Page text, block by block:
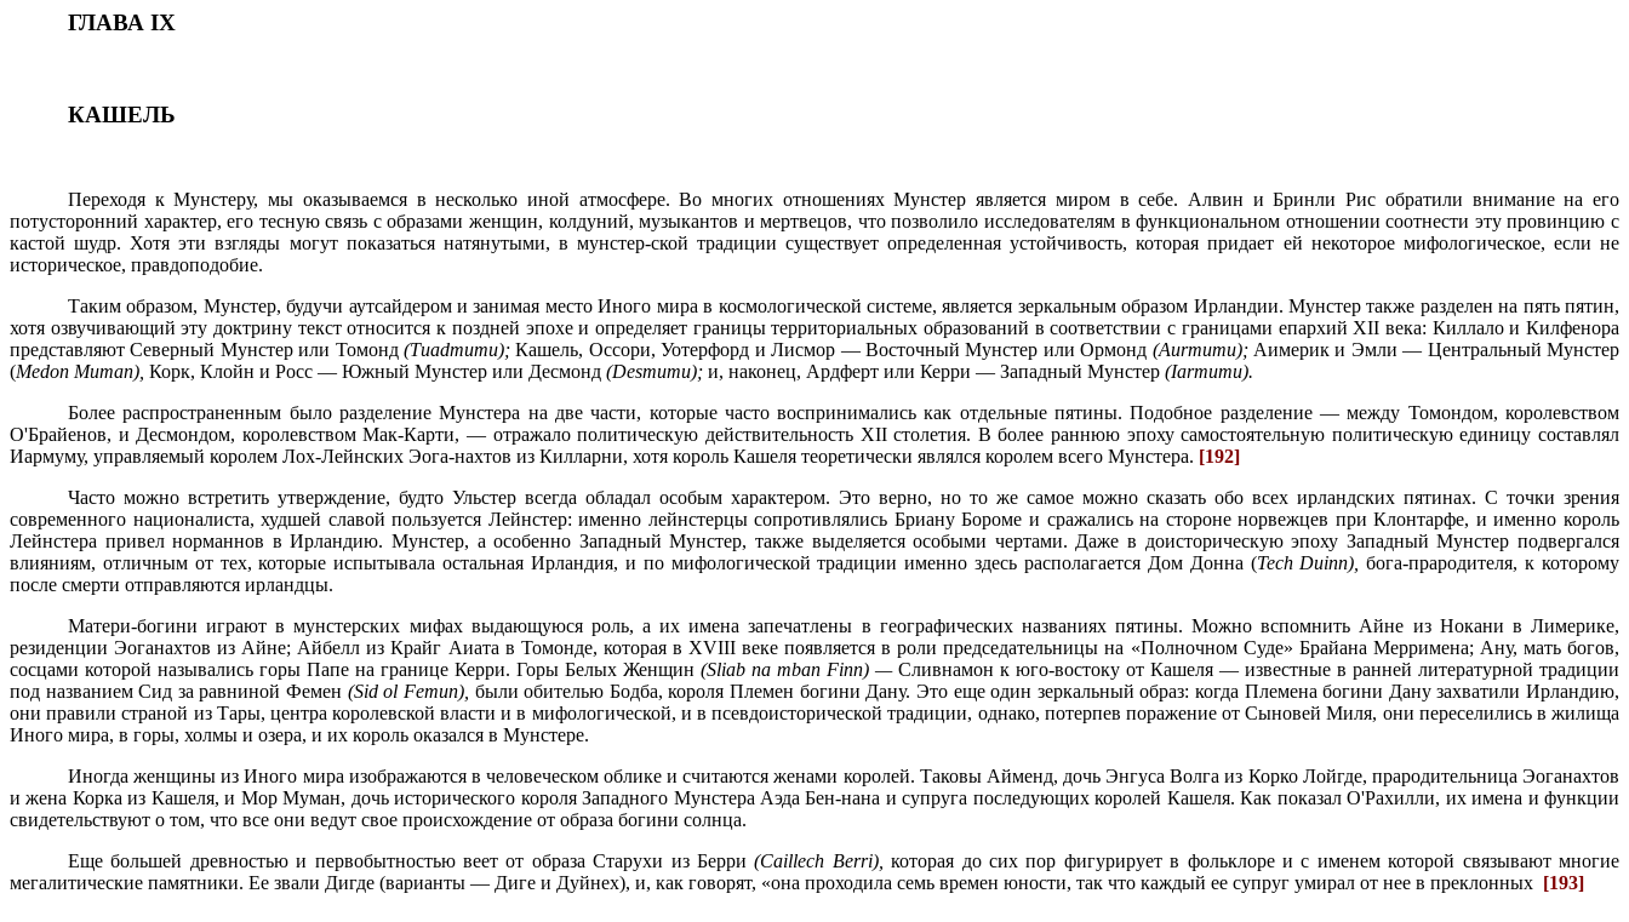
ГЛАВА IX
КАШЕЛЬ
Переходя к Мунстеру, мы оказываемся в несколько иной атмосфере. Во многих отношениях Мунстер является миром в себе. Алвин и Бринли Рис обратили внимание на его
потусторонний характер, его тесную связь с образами женщин, колдуний, музыкантов и мертвецов, что позволило исследователям в функциональном отношении соотнести эту провинцию с
кастой шудр. Хотя эти взгляды могут показаться натянутыми, в мунстер-ской традиции существует определенная устойчивость, которая придает ей некоторое мифологическое, если не
историческое, правдоподобие.
Таким образом, Мунстер, будучи аутсайдером и занимая место Иного мира в космологической системе, является зеркальным образом Ирлан­дии. Мунстер также разделен на пять пятин,
хотя озвучивающий эту доктрину текст относится к поздней эпохе и определяет границы террито­риальных образований в соответствии с границами епархий XII века: Киллало и Килфенора
представляют Северный Мунстер или Томонд(Тиаdтити);Кашель, Оссори, Уотерфорд и Лисмор — Восточный Мун­стер или Ормонд (Аurтити); Аимерик и Эмли — Центральный Мунстер
(Меdоn Митап), Корк, Клойн и Росс — Южный Мунстер или Десмонд (Dеsтити); и, наконец, Ардферт или Керри — Западный Мунстер (Iarmити).
Более распространенным было разделение Мунстера на две части, которые часто воспринимались как отдельные пятины. Подобное раз­деление — между Томондом, королевством
О'Брайенов, и Десмондом, королевством Мак-Карти, — отражало политическую действительность XIIстолетия. В более раннюю эпоху самостоятельную политическую единицу составлял
Иармуму, управляемый королем Лох-Лейнских Эога-нахтов из Килларни, хотя король Кашеля теоретически являлся королем всего Мунстера. [192]
Часто можно встретить утверждение, будто Ульстер всегда обладал особым характером. Это верно, но то же самое можно сказать обо всех ирландских пятинах. С точки зрения
современного националиста, худшей славой пользуется Лейнстер: именно лейнстерцы сопротивлялись Бриану Бороме и сражались на стороне норвежцев при Клонтарфе, и именно король
Лейнстера привел норманнов в Ирландию. Мунстер, а особенно Западный Мунстер, также выделяется особыми чертами. Даже в доисто­рическую эпоху Западный Мунстер подвергался
влияниям, отличным от тех, которые испытывала остальная Ирландия, и по мифологической тра­диции именно здесь располагается Дом Донна (Тесh Duinn),бога-праро­дителя, к которому
после смерти отправляются ирландцы.
Матери-богини играют в мунстерских мифах выдающуюся роль, а их имена запечатлены в географических названиях пятины. Можно вспом­нить Айне из Нокани в Лимерике,
резиденции Эоганахтов из Айне; Айбелл из Крайг Аиата в Томонде, которая в XVIIIвеке появляется в роли председательницы на «Полночном Суде» Брайана Мерримена; Ану, мать богов,
сосцами которой назывались горы Папе на границе Керри. Горы Белых Женщин (Sliab na mban Finn) — Сливнамон к юго-востоку от Кашеля — известные в ранней литературной традиции
под названием Сид за равниной Фемен (Sid ol Femun), были обителью Бодба, короля Племен богини Дану. Это еще один зеркальный образ: когда Племена богини Дану захватили Ирландию,
они правили страной из Тары, центра королевской власти и в мифологической, и в псевдоисторической традиции, однако, потерпев поражение от Сыновей Миля, они пересели­лись в жилища
Иного мира, в горы, холмы и озера, и их король оказался в Мунстере.
Иногда женщины из Иного мира изображаются в человеческом обли­ке и считаются женами королей. Таковы Айменд, дочь Энгуса Волга из Корко Лойгде, прародительница Эоганахтов
и жена Корка из Кашеля, и Мор Муман, дочь исторического короля Западного Мунстера Аэда Бен-нана и супруга последующих королей Кашеля. Как показал О'Рахилли, их имена и функции
свидетельствуют о том, что все они ведут свое происхождение от образа богини солнца.
Еще большей древностью и первобытностью веет от образа Старухи из Берри(Caillech Berri),которая до сих пор фигурирует в фольклоре и с именем которой связывают многие
мегалитические памятники. Ее звали Дигде (варианты — Диге и Дуйнех), и, как говорят, «она проходила семь времен юности, так что каждый ее супруг умирал от нее в преклонных [193]